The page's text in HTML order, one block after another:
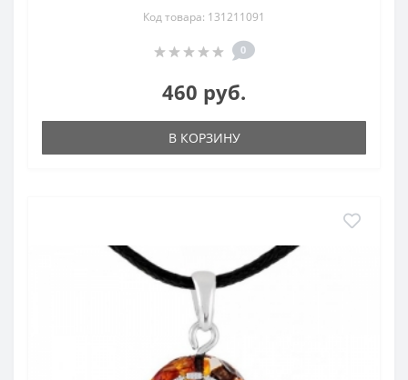
Код товара: 131211091
0
460 руб.
В КОРЗИНУ